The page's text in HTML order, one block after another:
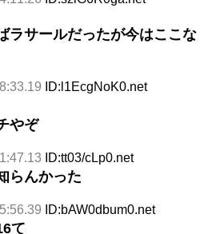
ラサールだったが今はここな
ID:l1EcgNoK0.net
やぞ
ID:tt03/cLp0.net
らんかった
ID:bAW0dbum0.net
て